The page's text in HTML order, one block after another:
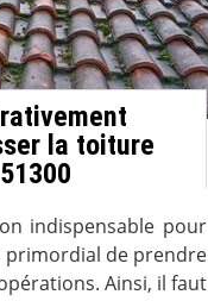
la toiture
indispensable pour
primordial de prendre
Ainsi, il faut